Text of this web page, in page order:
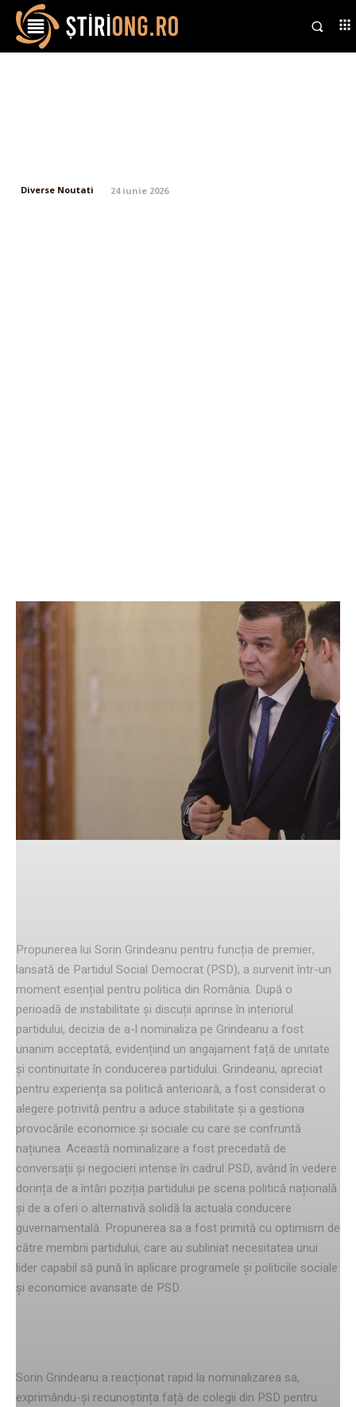
Diverse Noutati 24 iunie 2026
Twitter
Propunerea lui Sorin Grindeanu pentru funcția de premier,
lansată de Partidul Social Democrat (PSD), a survenit într-un
moment esențial pentru politica din România. După o
perioadă de instabilitate și discuții aprinse în interiorul
partidului, decizia de a-l nominaliza pe Grindeanu a fost
unanim acceptată, evidențiind un angajament față de unitate
și continuitate în conducerea partidului. Grindeanu, apreciat
pentru experiența sa politică anterioară, a fost considerat o
alegere potrivită pentru a aduce stabilitate și a gestiona
provocările economice și sociale cu care se confruntă
națiunea. Această nominalizare a fost precedată de
conversații și negocieri intense în cadrul PSD, având în vedere
dorința de a întări poziția partidului pe scena politică națională
și de a oferi o alternativă solidă la actuala conducere
guvernamentală. Propunerea sa a fost primită cu optimism de
către membrii partidului, care au subliniat necesitatea unui
lider capabil să pună în aplicare programele și politicile sociale
și economice avansate de PSD.
Sorin Grindeanu a reacționat rapid la nominalizarea sa,
exprimându-și recunoștința față de colegii din PSD pentru